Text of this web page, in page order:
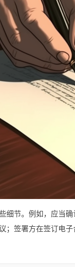
细节。例如，应当
；签署方在签订电